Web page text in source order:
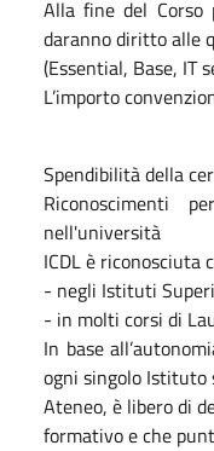
Alla fine del
daranno diritto alle
(Essential, Base, IT
L’importo
Spendibilità della
Riconoscimenti
nell'università
ICDL è riconosciuta
- negli Istituti
- in molti corsi di
In base
ogni singolo Istituto
Ateneo, è libero di
formativo e che